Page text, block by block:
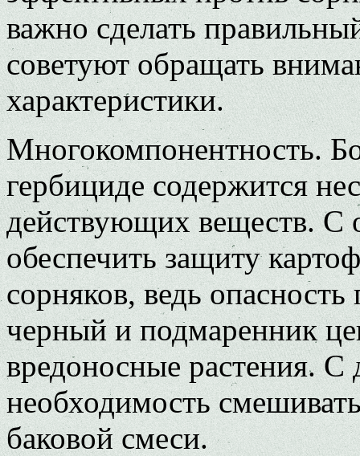
важно сделать
советуют обращать
характеристики.
Многокомпонентность.
гербициде содержится
действующих веществ. С
обеспечить защиту
сорняков, ведь
черный и подмаренник
вредоносные растения. С
необходимость
баковой смеси.